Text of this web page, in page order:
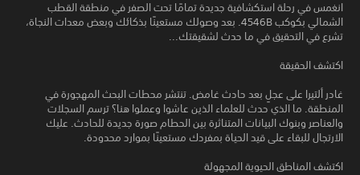
انغمس في رحلة استكشافية جديدة تمامًا تحت الصفر في منطقة القطب
الشمالي بكوكب 4546B. بعد وصولك مستعينًا بذكائك وبعض معدات النجاة،
تشرع في التحقيق في ما حدث لشقيقتك...
اكتشف الحقيقة
غادر ألتيرا على عجلٍ بعد حادث غامض. تنتشر محطات البحث المهجورة في
المنطقة. ما الذي حدث للعلماء الذين عاشوا وعملوا هنا؟ ترسم السجلات
والعناصر وبنوك البيانات المتناثرة بين الحطام صورة جديدة للحادث. عليك
الارتجال للبقاء على قيد الحياة بمفردك مستعينًا بموارد محدودة.
اكتشف المناطق الحيوية المجهولة